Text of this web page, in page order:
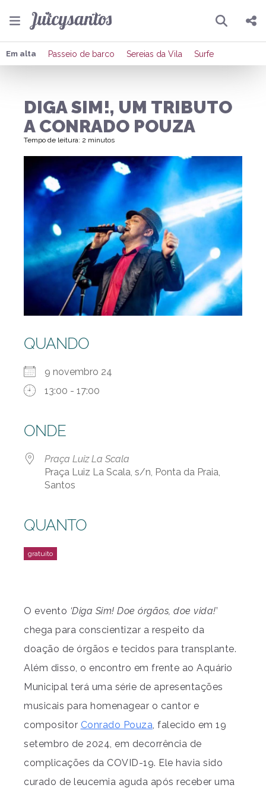
Pesquisar
Compartilhar
Enviar por Whatsapp
Publicar no X
Em alta Passeio de barco Sereias da Vila Surfe
DIGA SIM!, UM TRIBUTO
A CONRADO POUZA
Tempo de leitura: 2 minutos
QUANDO
9 novembro 24
13:00 - 17:00
ONDE
Praça Luiz La Scala
Praça Luiz La Scala, s/n, Ponta da Praia,
Santos
QUANTO
O evento ‘Diga Sim! Doe órgãos, doe vida!’
chega para conscientizar a respeito da
doação de órgãos e tecidos para transplante.
Além disso, o encontro em frente ao Aquário
Municipal terá uma série de apresentações
musicais para homenagear o cantor e
compositor Conrado Pouza, falecido em 19
setembro de 2024, em decorrência de
complicações da COVID-19. Ele havia sido
curado de leucemia aguda após receber uma